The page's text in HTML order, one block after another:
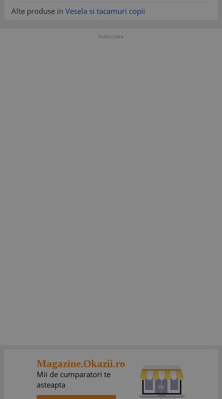
Alte produse in Vesela si tacamuri copii
Publicitate
Magazine.Okazii.ro
Mii de cumparatori te
asteapta